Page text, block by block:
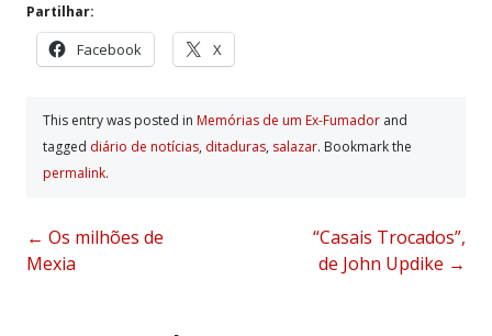
Partilhar:
Facebook X
This entry was posted in Memórias de um Ex-Fumador and
tagged diário de notí­cias, ditaduras, salazar. Bookmark the
permalink.
Post
navigation
← Os milhões de
Mexia
“Casais Trocados”,
de John Updike →